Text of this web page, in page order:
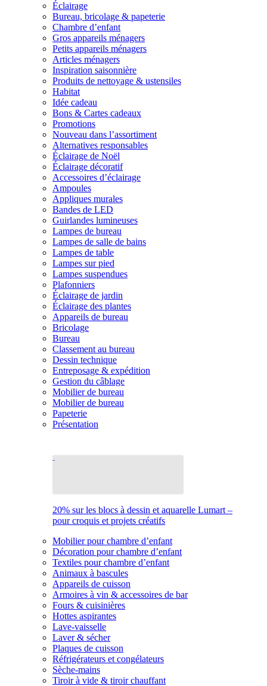
Éclairage
Bureau, bricolage & papeterie
Chambre d’enfant
Gros appareils ménagers
Petits appareils ménagers
Articles ménagers
Inspiration saisonnière
Produits de nettoyage & ustensiles
Habitat
Idée cadeau
Bons & Cartes cadeaux
Promotions
Nouveau dans l’assortiment
Alternatives responsables
Éclairage de Noël
Éclairage décoratif
Accessoires d’éclairage
Ampoules
Appliques murales
Bandes de LED
Guirlandes lumineuses
Lampes de bureau
Lampes de salle de bains
Lampes de table
Lampes sur pied
Lampes suspendues
Plafonniers
Éclairage de jardin
Éclairage des plantes
Appareils de bureau
Bricolage
Bureau
Classement au bureau
Dessin technique
Entreposage & expédition
Gestion du câblage
Mobilier de bureau
Mobilier de bureau
Papeterie
Présentation
20% sur les blocs à dessin et aquarelle Lumart –
pour croquis et projets créatifs
Mobilier pour chambre d’enfant
Décoration pour chambre d’enfant
Textiles pour chambre d’enfant
Animaux à bascules
Appareils de cuisson
Armoires à vin & accessoires de bar
Fours & cuisinières
Hottes aspirantes
Lave-vaisselle
Laver & sécher
Plaques de cuisson
Réfrigérateurs et congélateurs
Sèche-mains
Tiroir à vide & tiroir chauffant